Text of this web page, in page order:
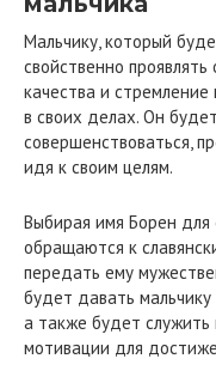
Мальчику, который
свойственно
качества и
в своих делах. Он
совершенствоваться,
идя к своим целям.
Выбирая имя Борен для
обращаются к
передать ему
будет давать мальчику
а также будет служить
мотивации для